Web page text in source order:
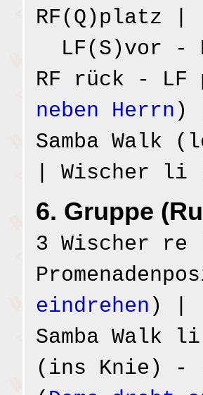
RF(Q)platz |
LF(S)vor -
RF rück -
neben Herrn ) |
Samba Walk
| Wischer li
6. Gruppe
3 Wischer
eindrehen ) |
Samba Walk
(ins Knie) -